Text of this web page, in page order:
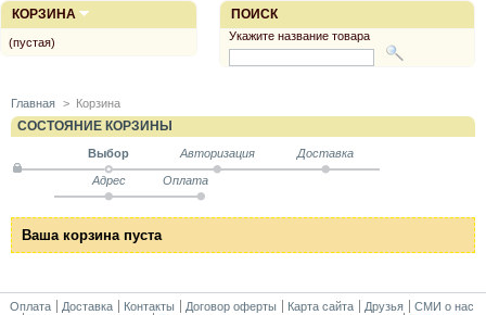
Главная > Корзина
СОСТОЯНИЕ КОРЗИНЫ
Выбор Авторизация Доставка
Адрес Оплата
Ваша корзина пуста
ПОИСК
Укажите название товара
КОРЗИНА
(пустая)
Оплата Доставка Контакты Договор оферты Карта сайта Друзья
СМИ о нас